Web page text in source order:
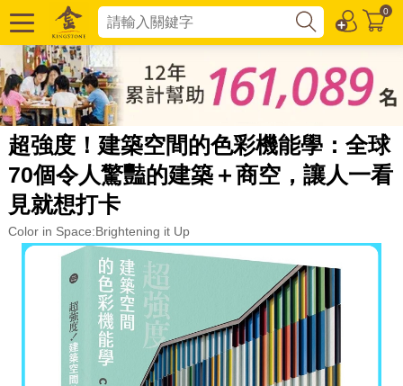
0
超強度！建築空間的色彩機能學：全球
70個令人驚豔的建築＋商空，讓人一看
見就想打卡
Color in Space:Brightening it Up